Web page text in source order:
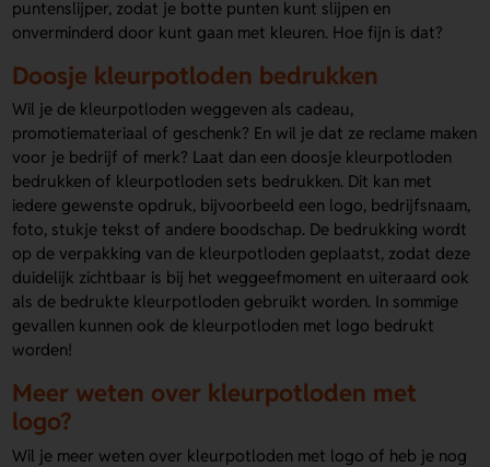
puntenslijper, zodat je botte punten kunt slijpen en
onverminderd door kunt gaan met kleuren. Hoe fijn is dat?
Doosje kleurpotloden bedrukken
Wil je de kleurpotloden weggeven als cadeau,
promotiemateriaal of geschenk? En wil je dat ze reclame maken
voor je bedrijf of merk? Laat dan een doosje kleurpotloden
bedrukken of kleurpotloden sets bedrukken. Dit kan met
iedere gewenste opdruk, bijvoorbeeld een logo, bedrijfsnaam,
foto, stukje tekst of andere boodschap. De bedrukking wordt
op de verpakking van de kleurpotloden geplaatst, zodat deze
duidelijk zichtbaar is bij het weggeefmoment en uiteraard ook
als de bedrukte kleurpotloden gebruikt worden. In sommige
gevallen kunnen ook de kleurpotloden met logo bedrukt
worden!
Meer weten over kleurpotloden met
logo?
Wil je meer weten over kleurpotloden met logo of heb je nog